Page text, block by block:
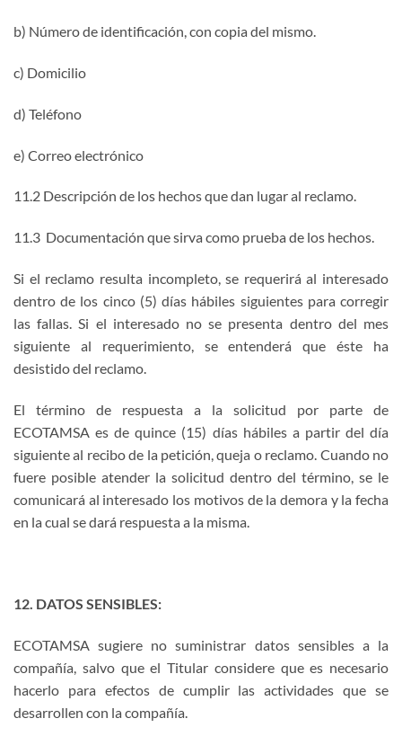
b) Número de identificación, con copia del mismo.
c) Domicilio
d) Teléfono
e) Correo electrónico
11.2 Descripción de los hechos que dan lugar al reclamo.
11.3 Documentación que sirva como prueba de los hechos.
Si el reclamo resulta incompleto, se requerirá al interesado
dentro de los cinco (5) días hábiles siguientes para corregir
las fallas. Si el interesado no se presenta dentro del mes
siguiente al requerimiento, se entenderá que éste ha
desistido del reclamo.
El término de respuesta a la solicitud por parte de
ECOTAMSA es de quince (15) días hábiles a partir del día
siguiente al recibo de la petición, queja o reclamo. Cuando no
fuere posible atender la solicitud dentro del término, se le
comunicará al interesado los motivos de la demora y la fecha
en la cual se dará respuesta a la misma.
12. DATOS SENSIBLES:
ECOTAMSA sugiere no suministrar datos sensibles a la
compañía, salvo que el Titular considere que es necesario
hacerlo para efectos de cumplir las actividades que se
desarrollen con la compañía.